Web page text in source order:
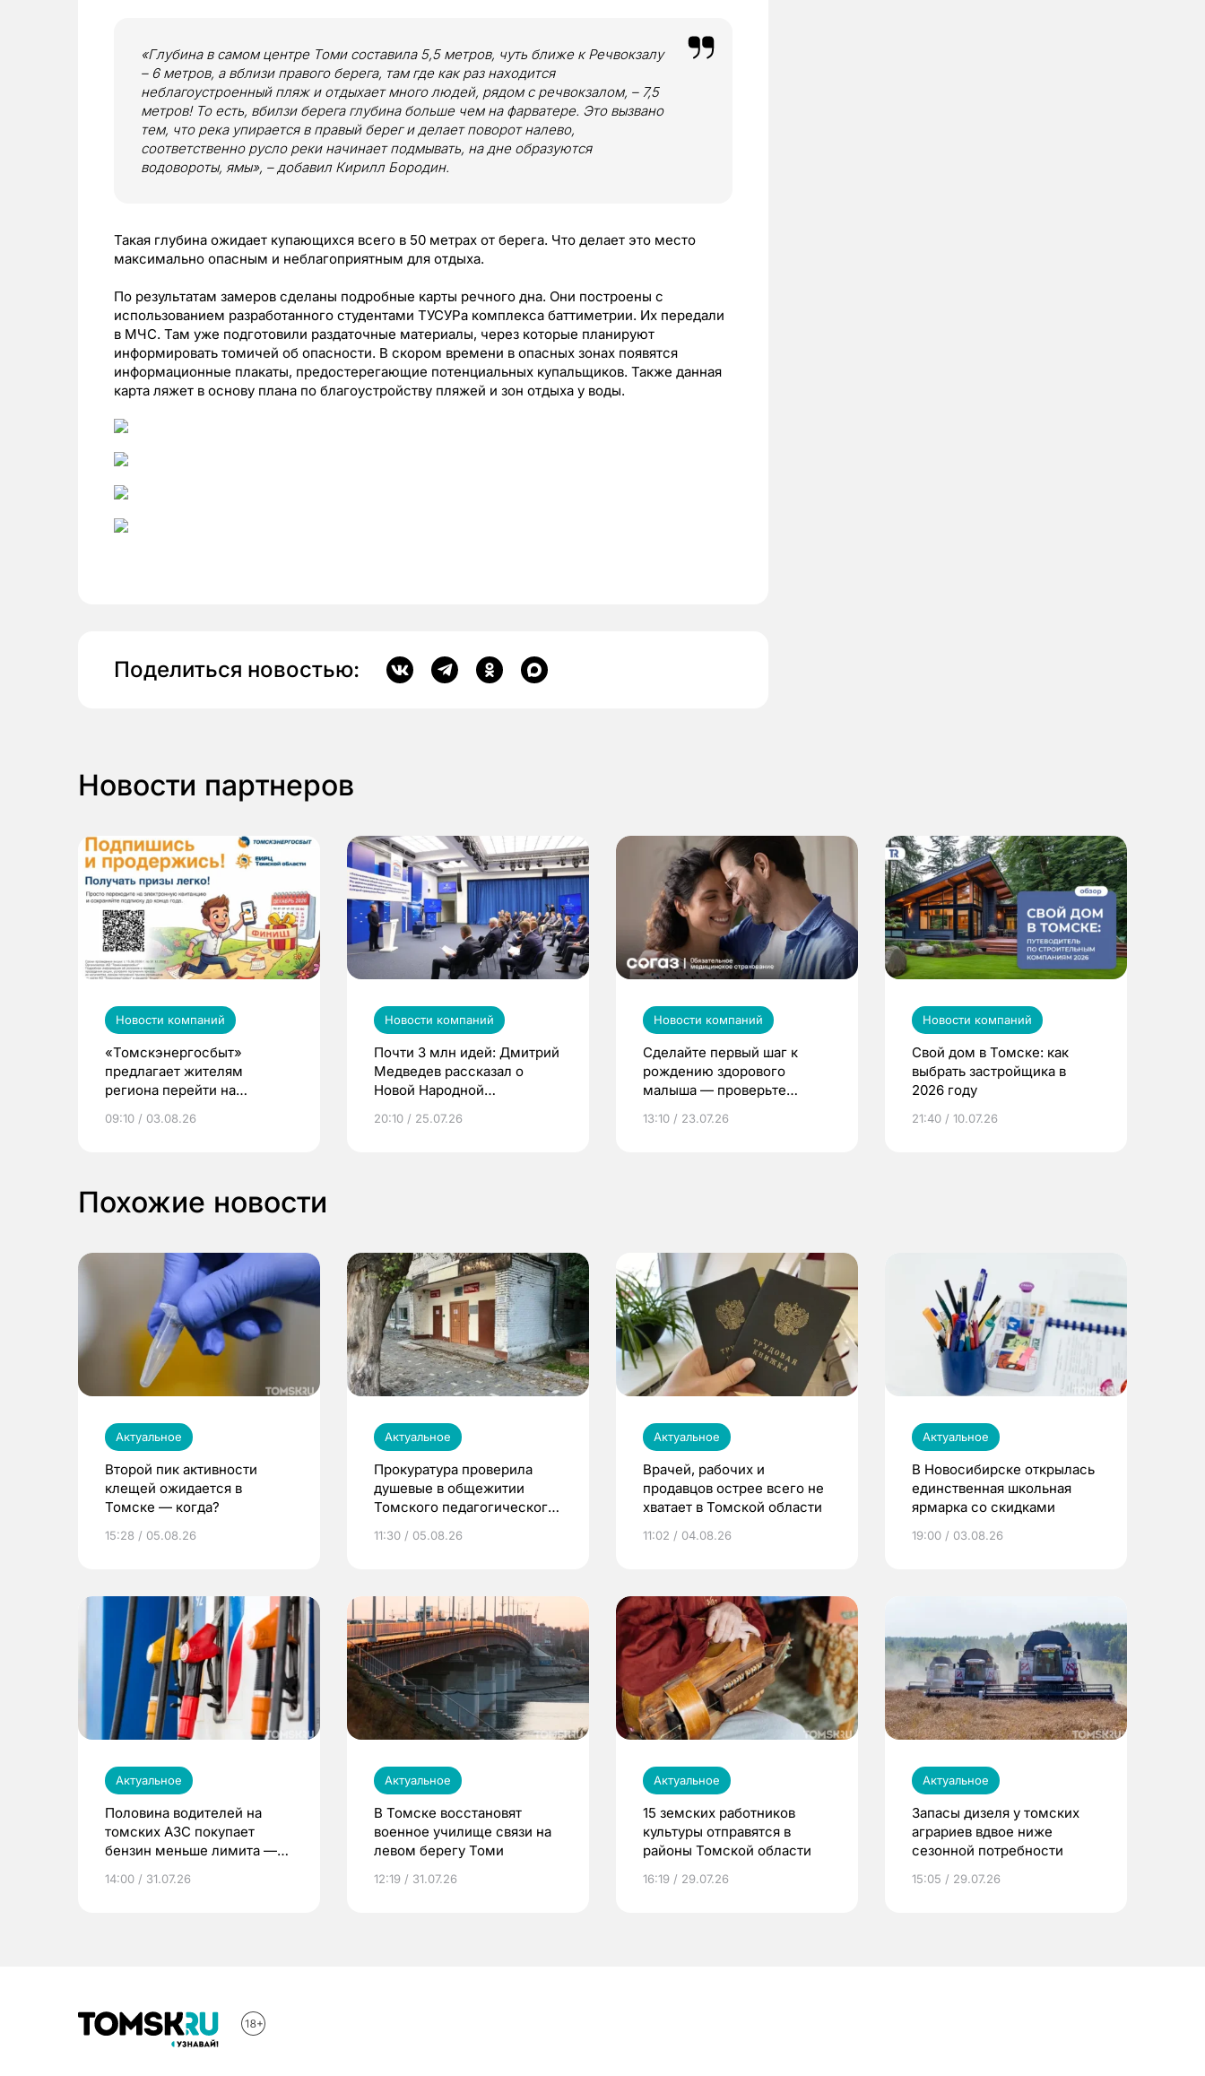
«Глубина в самом центре Томи составила 5,5 метров, чуть ближе к Речвокзалу
– 6 метров, а вблизи правого берега, там где как раз находится
неблагоустроенный пляж и отдыхает много людей, рядом с речвокзалом, – 7,5
метров! То есть, вбилзи берега глубина больше чем на фарватере. Это вызвано
тем, что река упирается в правый берег и делает поворот налево,
соответственно русло реки начинает подмывать, на дне образуются
водовороты, ямы», – добавил Кирилл Бородин.
Такая глубина ожидает купающихся всего в 50 метрах от берега. Что делает это место
максимально опасным и неблагоприятным для отдыха.
По результатам замеров сделаны подробные карты речного дна. Они построены с
использованием разработанного студентами ТУСУРа комплекса баттиметрии. Их передали
в МЧС. Там уже подготовили раздаточные материалы, через которые планируют
информировать томичей об опасности. В скором времени в опасных зонах появятся
информационные плакаты, предостерегающие потенциальных купальщиков. Также данная
карта ляжет в основу плана по благоустройству пляжей и зон отдыха у воды.
Поделиться новостью:
Новости партнеров
Новости компаний
«Томскэнергосбыт»
предлагает жителям
региона перейти на
выиграть призы
09:10 / 03.08.26
Новости компаний
Почти 3 млн идей: Дмитрий
Медведев рассказал о
Новой Народной
20:10 / 25.07.26
Новости компаний
Сделайте первый шаг к
рождению здорового
малыша — проверьте
по ОМС!
13:10 / 23.07.26
Новости компаний
Свой дом в Томске: как
выбрать застройщика в
2026 году
21:40 / 10.07.26
Похожие новости
Актуальное
Второй пик активности
клещей ожидается в
Томске — когда?
15:28 / 05.08.26
Актуальное
Прокуратура проверила
душевые в общежитии
Томского педагогического
11:30 / 05.08.26
Актуальное
Врачей, рабочих и
продавцов острее всего не
хватает в Томской области
11:02 / 04.08.26
Актуальное
В Новосибирске открылась
единственная школьная
ярмарка со скидками
19:00 / 03.08.26
Актуальное
Половина водителей на
томских АЗС покупает
бензин меньше лимита —
14:00 / 31.07.26
Актуальное
В Томске восстановят
военное училище связи на
левом берегу Томи
12:19 / 31.07.26
Актуальное
15 земских работников
культуры отправятся в
районы Томской области
16:19 / 29.07.26
Актуальное
Запасы дизеля у томских
аграриев вдвое ниже
сезонной потребности
15:05 / 29.07.26